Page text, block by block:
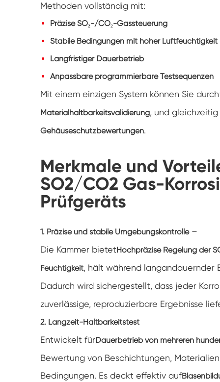
Methoden vollständig mit:
Präzise SO₂-/CO₂-Gassteuerung
Stabile Bedingungen mit hoher
Langfristiger Dauerbetrieb
Anpassbare programmierbare Testsequenzen
Mit einem einzigen System können Sie
Materialhaltbarkeitsvalidierung, und
Gehäuseschutzbewertungen.
Merkmale und
SO2/CO2 Gas-
Prüfgeräts
1. Präzise und stabile Umgebungskontrolle–
Die Kammer bietetHochpräzise Regelung der
Feuchtigkeit, hält während langandauernder
Dadurch wird sichergestellt, dass jeder
zuverlässige, reproduzierbare Ergebnisse
2. Langzeit-Haltbarkeitstest
Entwickelt fürDauerbetrieb von mehreren
Bewertung von Beschichtungen,
Bedingungen. Es deckt effektiv auf